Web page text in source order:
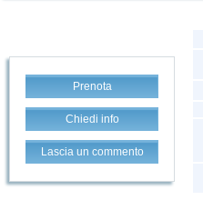
Prenota
Chiedi info
Lascia un commento